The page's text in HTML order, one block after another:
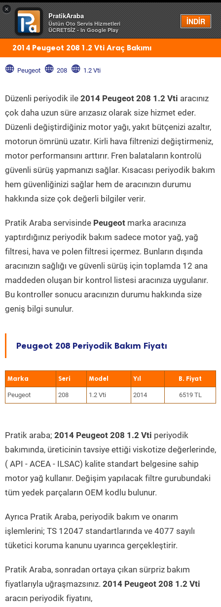
×
PratikAraba
Üstün Oto Servis Hizmetleri
ÜCRETSİZ - In Google Play
İNDİR
Menü
2014 Peugeot 208 1.2 Vti Araç Bakımı
Peugeot 208 1.2 Vti
Düzenli periyodik ile 2014 Peugeot 208 1.2 Vti aracınız
çok daha uzun süre arızasız olarak size hizmet eder.
Düzenli değiştirdiğiniz motor yağı, yakıt bütçenizi azaltır,
motorun ömrünü uzatır. Kirli hava filtrenizi değiştirmeniz,
motor performansını arttırır. Fren balataların kontrolü
güvenli sürüş yapmanızı sağlar. Kısacası periyodik bakım
hem güvenliğinizi sağlar hem de aracınızın durumu
hakkında size çok değerli bilgiler verir.
Pratik Araba servisinde Peugeot marka aracınıza
yaptırdığınız periyodik bakım sadece motor yağ, yağ
filtresi, hava ve polen filtresi içermez. Bunların dışında
aracınızın sağlığı ve güvenli sürüş için toplamda 12 ana
maddeden oluşan bir kontrol listesi aracınıza uygulanır.
Bu kontroller sonucu aracınızın durumu hakkında size
geniş bilgi sunulur.
Peugeot 208 Periyodik Bakım Fiyatı
Marka Seri Model Yıl
Peugeot 208 1.2 Vti 2014 6519 TL
Pratik araba; 2014 Peugeot 208 1.2 Vti periyodik
bakımında, üreticinin tavsiye ettiği viskotize değerlerinde,
( API - ACEA - ILSAC) kalite standart belgesine sahip
motor yağ kullanır. Değişim yapılacak filtre gurubundaki
tüm yedek parçaların OEM kodlu bulunur.
Ayrıca Pratik Araba, periyodik bakım ve onarım
işlemlerini; TS 12047 standartlarında ve 4077 sayılı
tüketici koruma kanunu uyarınca gerçekleştirir.
Pratik Araba, sonradan ortaya çıkan sürpriz bakım
fiyatlarıyla uğraşmazsınız. 2014 Peugeot 208 1.2 Vti
aracın periyodik fiyatını,